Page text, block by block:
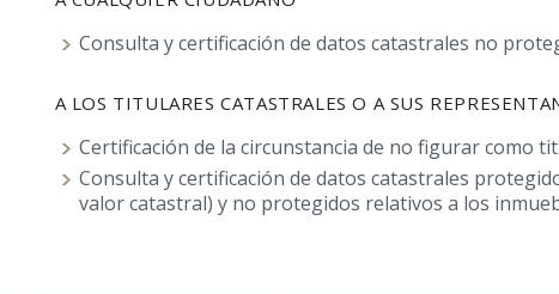
Consulta y certificación de datos catastrales no
A LOS TITULARES CATASTRALES O A SUS
Certificación de la circunstancia de no figurar como
Consulta y certificación de datos catastrales
valor catastral) y no protegidos relativos a los